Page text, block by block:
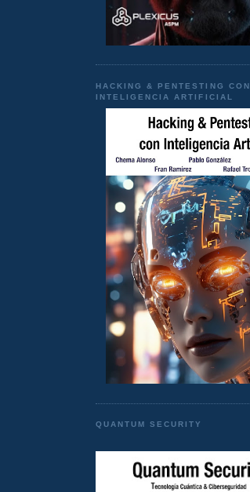
HACKING & PENTESTING CON
INTELIGENCIA ARTIFICIAL
QUANTUM SECURITY